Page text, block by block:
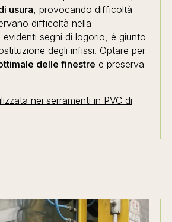
usura , provocando difficoltà
difficoltà nella
segni di logorio, è giunto
degli infissi. Optare per
delle finestre e preserva
nei serramenti in PVC di